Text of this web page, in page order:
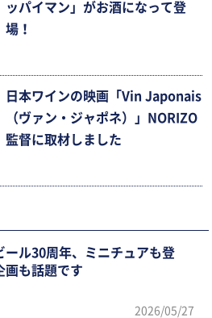
ッパイマン」がお酒になって登
場！
日本ワインの映画「Vin Japonais
（ヴァン・ジャポネ）」NORIZO
監督に取材しました
ール30周年、ミニチュアも登
画も話題です
2026/05/27